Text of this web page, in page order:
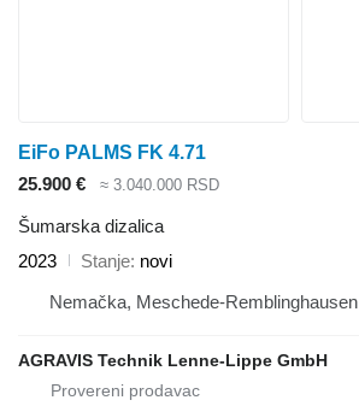
EiFo PALMS FK 4.71
25.900 €
≈ 3.040.000 RSD
Šumarska dizalica
2023
Stanje novi
Nemačka, Meschede-Remblinghausen
AGRAVIS Technik Lenne-Lippe GmbH